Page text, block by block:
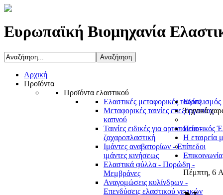
Ευρωπαϊκή Βιομηχανία
Αρχική
Προϊόντα
Προϊόντα ελαστικού
Ελαστικές μεταφορικές ταινίες
Μεταφορικές ταινίες επεξεργασίας
καπνού
Ταινίες ειδικές για αρτοποιεία -
ζαχαροπλαστική
Ιμάντες αναβατορίων - Επίπεδοι
ιμάντες κινήσεως
Ελαστικά φύλλα - Πορώδη -
Μεμβράνες
Αναγομώσεις κυλίνδρων -
Επενδύσεις ελαστικού γενικών
Εξοπλισμός
Τεχνικά
Ποιοτικός
Η εταιρεία
Επικοινωνία
Πέμπτη, 6